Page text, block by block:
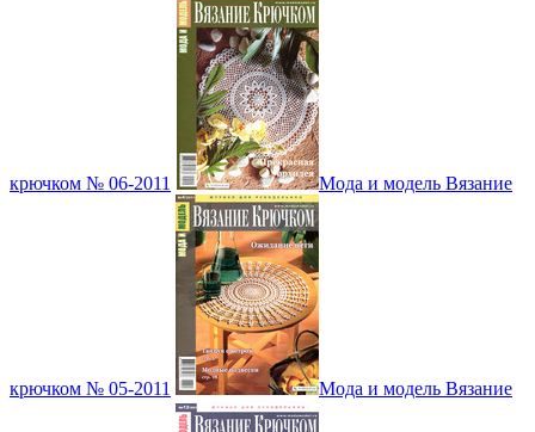
крючком № 06-2011 Мода и модель Вязание
крючком № 05-2011 Мода и модель Вязание